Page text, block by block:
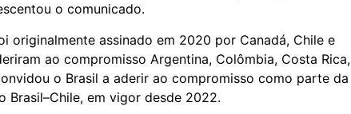
o comunicado.
originalmente assinado em 2020 por Canadá, Chile e
ao compromisso Argentina, Colômbia, Costa Rica,
o Brasil a aderir ao compromisso como parte da
em vigor desde 2022.